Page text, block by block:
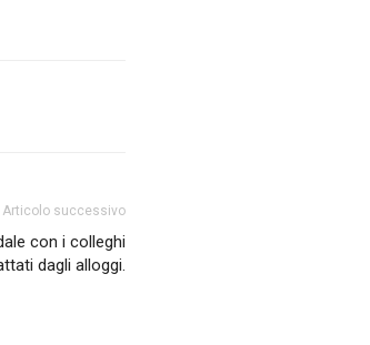
Articolo successivo
con i colleghi
dagli alloggi.